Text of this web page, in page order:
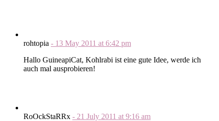
rohtopia - 13 May 2011 at 6:42 pm
Hallo GuineapiCat, Kohlrabi ist eine gute Idee, werde ich
auch mal ausprobieren!
RoOckStaRRx - 21 July 2011 at 9:16 am